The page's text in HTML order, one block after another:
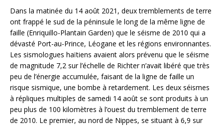
Dans la matinée du 14 août 2021, deux tremblements de terre
ont frappé le sud de la péninsule le long de la même ligne de
faille (Enriquillo-Plantain Garden) que le séisme de 2010 qui a
dévasté Port-au-Prince, Léogane et les régions environnantes.
Les sismologues haïtiens avaient alors prévenu que le séisme
de magnitude 7,2 sur l’échelle de Richter n’avait libéré que très
peu de l’énergie accumulée, faisant de la ligne de faille un
risque sismique, une bombe à retardement. Les deux séismes
à répliques multiples de samedi 14 août se sont produits à un
peu plus de 100 kilomètres à l’ouest du tremblement de terre
de 2010. Le premier, au nord de Nippes, se situant à 6,9 sur